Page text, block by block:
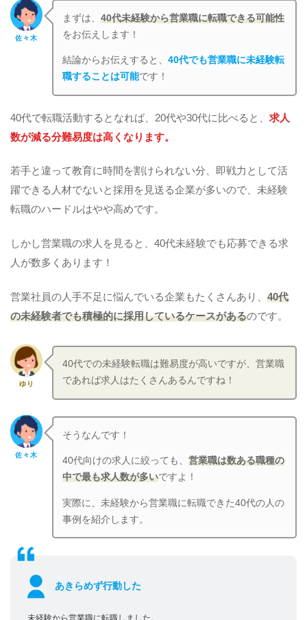
佐々木
まずは、40代未経験から営業職に転職できる可能性
をお伝えします！
結論からお伝えすると、40代でも営業職に未経験転
職することは可能です！
40代で転職活動するとなれば、20代や30代に比べると、 求人
数が減る分難易度は高くなります。
若手と違って教育に時間を割けられない分、即戦力として活
躍できる人材でないと採用を見送る企業が多いので、未経験
転職のハードルはやや高めです。
しかし営業職の求人を見ると、40代未経験でも応募できる求
人が数多くあります！
営業社員の人手不足に悩んでいる企業もたくさんあり、 40代
の未経験者でも積極的に採用しているケースがあるのです。
ゆり
40代での未経験転職は難易度が高いですが、営業職
であれば求人はたくさんあるんですね！
佐々木
そうなんです！
40代向けの求人に絞っても、営業職は数ある職種の
中で最も求人数が多いですよ！
実際に、未経験から営業職に転職できた40代の人の
事例を紹介します。
あきらめず行動した
未経験から営業職に転職しました。